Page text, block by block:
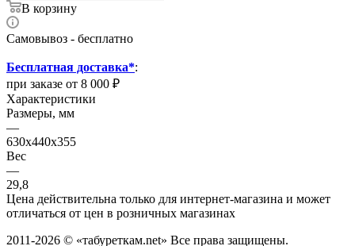
В корзину
Самовывоз - бесплатно
Бесплатная доставка*:
при заказе от 8 000 ₽
Характеристики
Размеры, мм
—
630x440x355
Вес
—
29,8
Цена действительна только для интернет-магазина и может
отличаться от цен в розничных магазинах
2011-2026 © «табуреткам.net» Все права защищены.